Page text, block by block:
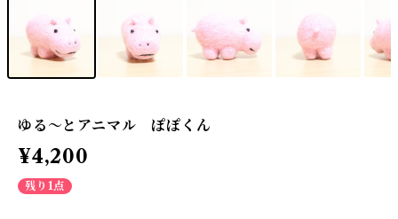
ゆる～とアニマル ぽぽくん
¥4,200
残り1点